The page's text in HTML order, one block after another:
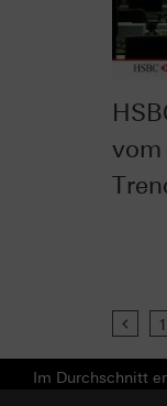
vom
1
Im Durchschnitt